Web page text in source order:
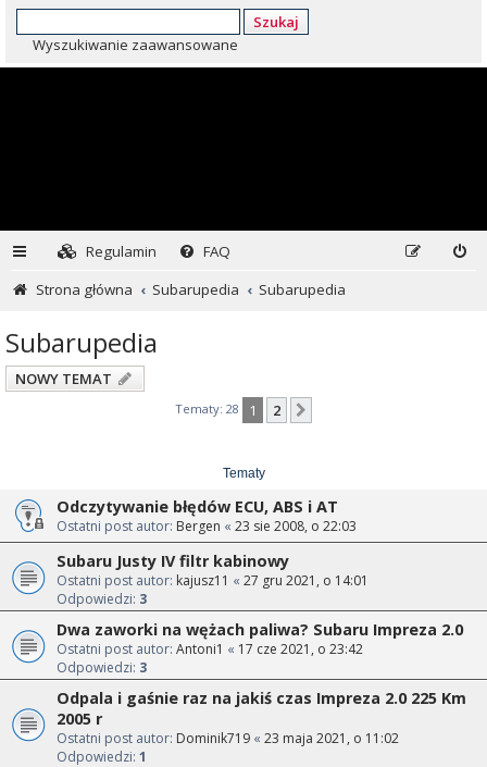
Szukaj
Wyszukiwanie zaawansowane
Regulamin
FAQ
Strona główna
Subarupedia Subarupedia
Subarupedia
NOWY TEMAT
Tematy: 28 1 2
Tematy
Odczytywanie błędów ECU, ABS i AT
Ostatni post autor: Bergen « 23 sie 2008, o 22:03
Subaru Justy IV filtr kabinowy
Ostatni post autor: kajusz11 « 27 gru 2021, o 14:01
Odpowiedzi: 3
Dwa zaworki na wężach paliwa? Subaru Impreza 2.0
Ostatni post autor: Antoni1 « 17 cze 2021, o 23:42
Odpowiedzi: 3
Odpala i gaśnie raz na jakiś czas Impreza 2.0 225 Km
2005 r
Ostatni post autor: Dominik719 « 23 maja 2021, o 11:02
Odpowiedzi: 1